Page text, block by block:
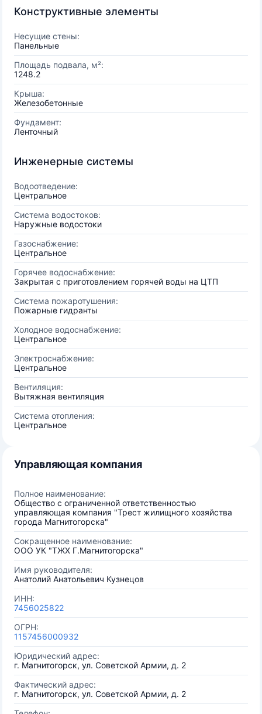
Конструктивные элементы
Несущие стены:
Панельные
Площадь подвала, м²:
1248.2
Крыша:
Железобетонные
Фундамент:
Ленточный
Инженерные системы
Водоотведение:
Центральное
Система водостоков:
Наружные водостоки
Газоснабжение:
Центральное
Горячее водоснабжение:
Закрытая с приготовлением горячей воды на ЦТП
Система пожаротушения:
Пожарные гидранты
Холодное водоснабжение:
Центральное
Электроснабжение:
Центральное
Вентиляция:
Вытяжная вентиляция
Система отопления:
Центральное
Управляющая компания
Полное наименование:
Общество с ограниченной ответственностью
управляющая компания "Трест жилищного хозяйства
города Магнитогорска"
Сокращенное наименование:
OOO УК "ТЖХ Г.Магнитогорска"
Имя руководителя:
Анатолий Анатольевич Кузнецов
ИНН:
7456025822
ОГРН:
1157456000932
Юридический адрес:
г. Магнитогорск, ул. Советской Армии, д. 2
Фактический адрес:
г. Магнитогорск, ул. Советской Армии, д. 2